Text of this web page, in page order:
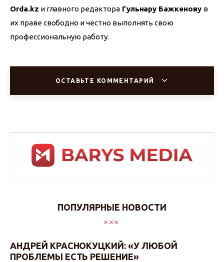
Orda.kz и главного редактора Гульнару Бажкенову в
их праве свободно и честно выполнять свою
профессиональную работу.
ОСТАВЬТЕ КОММЕНТАРИЙ
ПОПУЛЯРНЫЕ НОВОСТИ
АНДРЕЙ КРАСНОКУЦКИЙ: «У ЛЮБОЙ
ПРОБЛЕМЫ ЕСТЬ РЕШЕНИЕ»